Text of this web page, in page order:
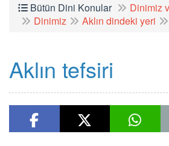
Bütün Dini Konular
Dinimiz
Dinimiz
Aklın dindeki yeri
Aklın tefsiri